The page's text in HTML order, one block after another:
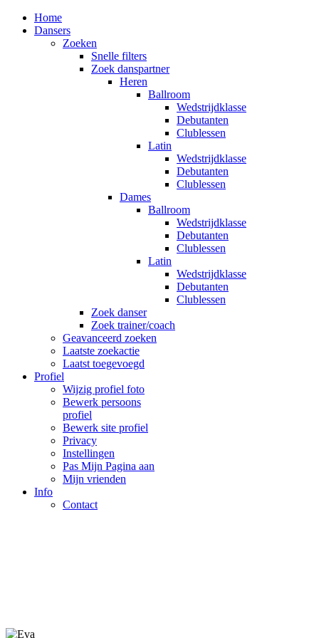
Home
Dansers
Zoeken
Snelle filters
Zoek danspartner
Heren
Ballroom
Wedstrijdklasse
Debutanten
Clublessen
Latin
Wedstrijdklasse
Debutanten
Clublessen
Dames
Ballroom
Wedstrijdklasse
Debutanten
Clublessen
Latin
Wedstrijdklasse
Debutanten
Clublessen
Zoek danser
Zoek trainer/coach
Geavanceerd zoeken
Laatste zoekactie
Laatst toegevoegd
Profiel
Wijzig profiel foto
Bewerk persoons
profiel
Bewerk site profiel
Privacy
Instellingen
Pas Mijn Pagina aan
Mijn vrienden
Info
Contact